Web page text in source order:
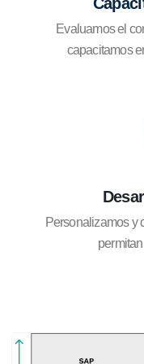
Evaluamos el
capacitamos
Personalizamos y